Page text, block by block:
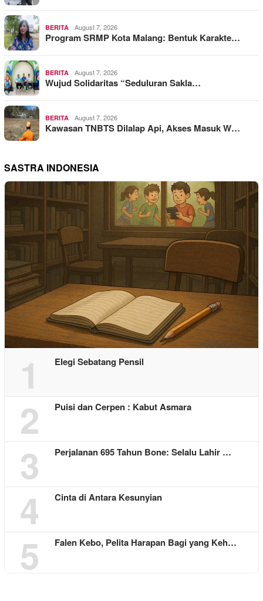
BERITA August 7, 2026
Program SRMP Kota Malang: Bentuk Karakte…
BERITA August 7, 2026
Wujud Solidaritas “Seduluran Sakla…
BERITA August 7, 2026
Kawasan TNBTS Dilalap Api, Akses Masuk W…
SASTRA INDONESIA
1 Elegi Sebatang Pensil
2 Puisi dan Cerpen : Kabut Asmara
3 Perjalanan 695 Tahun Bone: Selalu Lahir …
4 Cinta di Antara Kesunyian
5 Falen Kebo, Pelita Harapan Bagi yang Keh…